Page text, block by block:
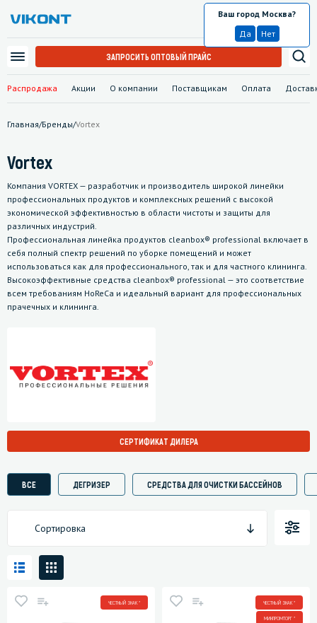
Распродажа Акции О компании Поставщикам Оплата
Москва
Ваш город Москва?
Да
Нет
ЗАПРОСИТЬ ОПТОВЫЙ ПРАЙС
Главная/Бренды/Vortex
Vortex
Компания VORTEX — разработчик и производитель широкой линейки
профессиональных продуктов и комплексных решений с высокой
экономической эффективностью в области чистоты и защиты для
различных индустрий.
Профессиональная линейка продуктов cleanbox® professional включает в
себя полный спектр решений по уборке помещений и может
использоваться как для профессионального, так и для частного клининга.
Высокоэффективные средства cleanbox® professional — это соответствие
всем требованиям HoReCa и идеальный вариант для профессиональных
прачечных и клининга.
СЕРТИФИКАТ ДИЛЕРА
ВСЕ ДЕГРИЗЕР СРЕДСТВА ДЛЯ ОЧИСТКИ БАССЕЙНОВ
Сортировка
ЧЕСТНЫЙ ЗНАК * ЧЕСТНЫЙ ЗНАК *
МИНПРОМТОРГ *